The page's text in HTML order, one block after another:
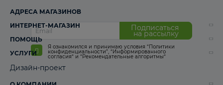
Подписаться
на рассылку
Я ознакомился и принимаю условия “Политики
конфиденциальности”, “Информированного
согласия“ и “Рекомендательные алгоритмы“
АДРЕСА МАГАЗИНОВ
ИНТЕРНЕТ-МАГАЗИН
ПОМОЩЬ
УСЛУГИ
Дизайн-проект